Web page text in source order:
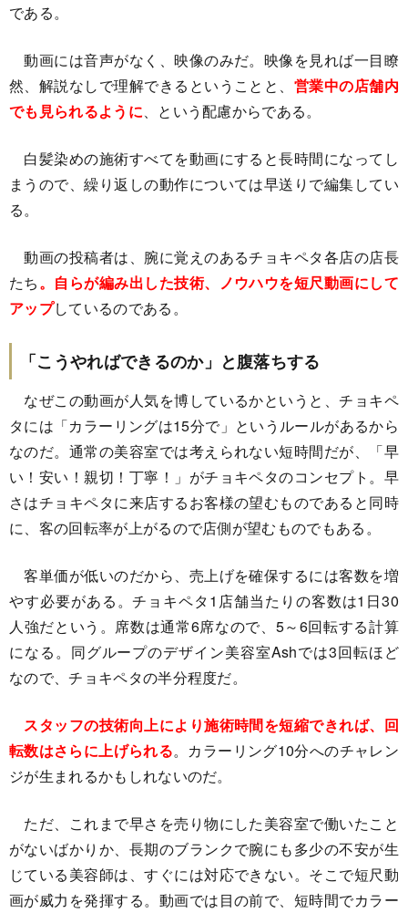
である。
動画には音声がなく、映像のみだ。映像を見れば一目瞭
然、解説なしで理解できるということと、 営業中の店舗内
でも見られるように、という配慮からである。
白髪染めの施術すべてを動画にすると長時間になってし
まうので、繰り返しの動作については早送りで編集してい
る。
動画の投稿者は、腕に覚えのあるチョキペタ各店の店長
たち。自らが編み出した技術、ノウハウを短尺動画にして
アップしているのである。
「こうやればできるのか」と腹落ちする
なぜこの動画が人気を博しているかというと、チョキペ
タには「カラーリングは15分で」というルールがあるから
なのだ。通常の美容室では考えられない短時間だが、「早
い！安い！親切！丁寧！」がチョキペタのコンセプト。早
さはチョキペタに来店するお客様の望むものであると同時
に、客の回転率が上がるので店側が望むものでもある。
客単価が低いのだから、売上げを確保するには客数を増
やす必要がある。チョキペタ1店舗当たりの客数は1日30
人強だという。席数は通常6席なので、5～6回転する計算
になる。同グループのデザイン美容室Ashでは3回転ほど
なので、チョキペタの半分程度だ。
スタッフの技術向上により施術時間を短縮できれば、回
転数はさらに上げられる。カラーリング10分へのチャレン
ジが生まれるかもしれないのだ。
ただ、これまで早さを売り物にした美容室で働いたこと
がないばかりか、長期のブランクで腕にも多少の不安が生
じている美容師は、すぐには対応できない。そこで短尺動
画が威力を発揮する。動画では目の前で、短時間でカラー